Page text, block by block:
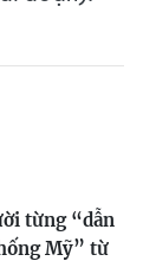
từng “dẫn
Mỹ” từ